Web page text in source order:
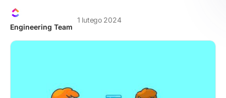
Engineering Team
1 lutego 2024